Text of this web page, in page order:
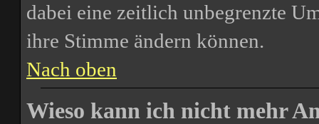
dabei eine zeitlich unbegrenzte
ihre Stimme ändern können.
Nach oben
Wieso kann ich nicht mehr